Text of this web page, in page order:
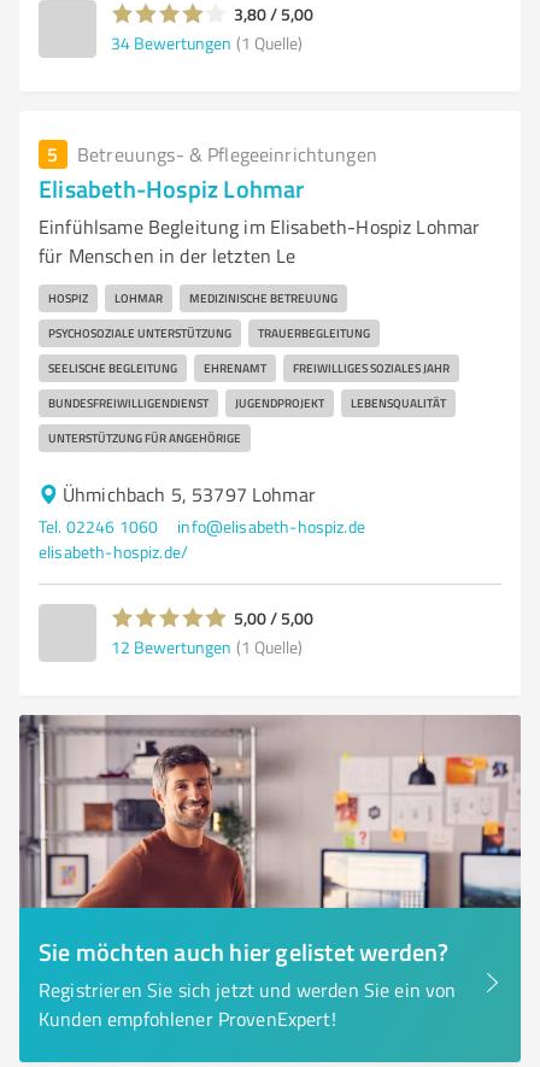
3,80 / 5,00
34 Bewertungen (1 Quelle)
5 Betreuungs- & Pflegeeinrichtungen
Elisabeth-Hospiz Lohmar
Einfühlsame Begleitung im Elisabeth-Hospiz Lohmar
für Menschen in der letzten Le
HOSPIZ LOHMAR MEDIZINISCHE BETREUUNG
PSYCHOSOZIALE UNTERSTÜTZUNG TRAUERBEGLEITUNG
SEELISCHE BEGLEITUNG EHRENAMT FREIWILLIGES SOZIALES JAHR
BUNDESFREIWILLIGENDIENST JUGENDPROJEKT LEBENSQUALITÄT
UNTERSTÜTZUNG FÜR ANGEHÖRIGE
Ühmichbach 5, 53797 Lohmar
Tel. 02246 1060
info@elisabeth-hospiz.de
elisabeth-hospiz.de/
5,00 / 5,00
12 Bewertungen (1 Quelle)
Sie möchten auch hier gelistet werden?
Registrieren Sie sich jetzt und werden Sie ein von
Kunden empfohlener ProvenExpert!